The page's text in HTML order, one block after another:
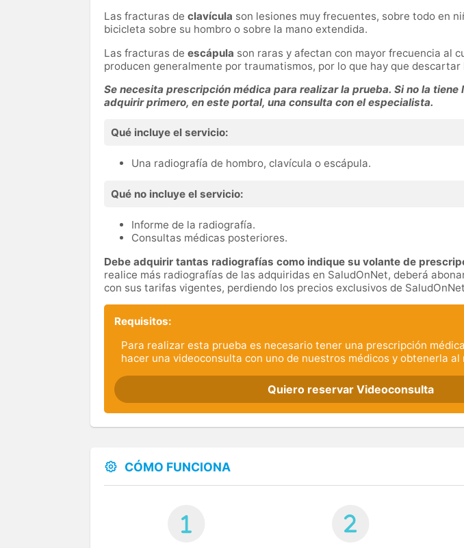
Las fracturas de clavícula son lesiones muy frecuentes, sobre todo en
bicicleta sobre su hombro o sobre la mano extendida.
Las fracturas de escápula son raras y afectan con mayor frecuencia al
producen generalmente por traumatismos, por lo que hay que descartar
Se necesita prescripción médica para realizar la prueba. Si no la tiene
adquirir primero, en este portal, una consulta con el especialista.
Qué incluye el servicio:
Una radiografía de hombro, clavícula o escápula.
Qué no incluye el servicio:
Informe de la radiografía.
Consultas médicas posteriores.
Debe adquirir tantas radiografías como indique su volante de
realice más radiografías de las adquiridas en SaludOnNet, deberá
con sus tarifas vigentes, perdiendo los precios exclusivos de
Requisitos:
Para realizar esta prueba es necesario tener una prescripción
hacer una videoconsulta con uno de nuestros médicos y obtenerla al
Quiero reservar Videoconsulta
CÓMO FUNCIONA